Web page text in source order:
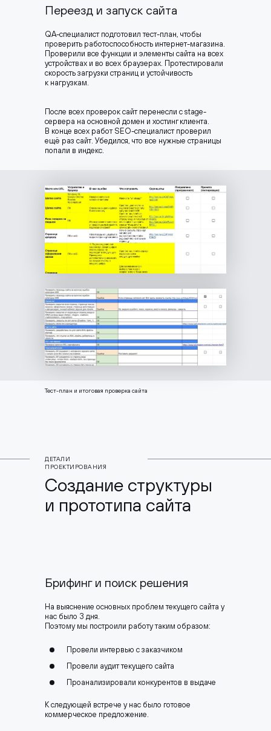
Переезд и запуск сайта
QA-специалист подготовил тест-план, чтобы
проверить работоспособность интернет-магазина.
Проверили все функции и элементы сайта на всех
устройствах и во всех браузерах. Протестировали
скорость загрузки страниц и устойчивость
к нагрузкам.
После всех проверок сайт перенесли с stage-
сервера на основной домен и хостинг клиента.
В конце всех работ SEO-специалист проверил
ещё раз сайт. Убедился, что все нужные страницы
попали в индекс.
Тест-план и итоговая проверка сайта
ДЕТАЛИ
ПРОЕКТИРОВАНИЯ
Создание структуры
и прототипа сайта
Брифинг и поиск решения
Провели интервью с заказчиком
На выяснение основных проблем текущего сайта у
нас было 3 дня.
Поэтому мы построили работу таким образом:
К следующей встрече у нас было готовое
коммерческое предложение.
Провели аудит текущего сайта
Проанализировали конкурентов в выдаче